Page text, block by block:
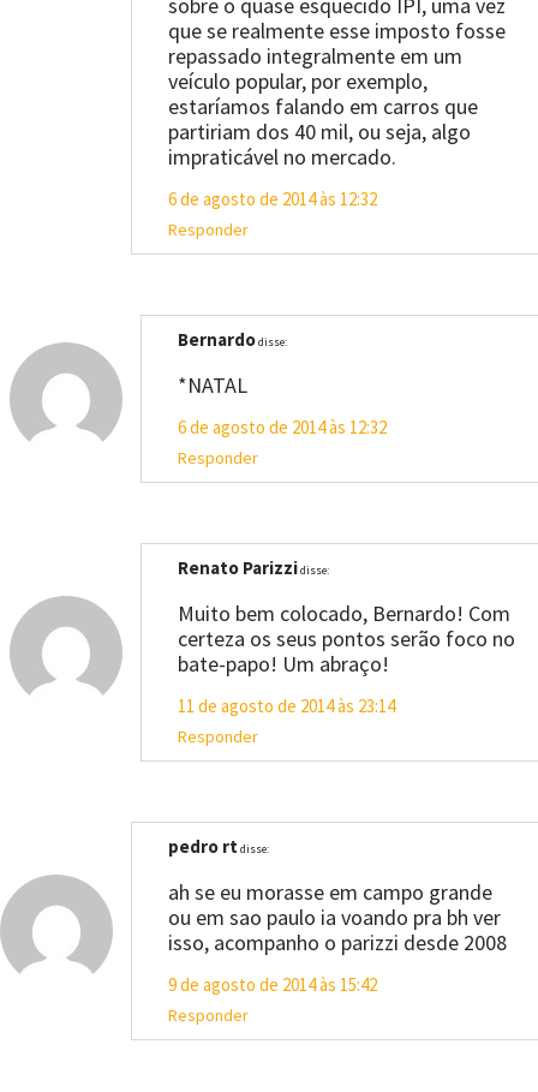
que se realmente esse imposto fosse
repassado integralmente em um
veículo popular, por exemplo,
estaríamos falando em carros que
partiriam dos 40 mil, ou seja, algo
impraticável no mercado.
6 de agosto de 2014 às 12:32
Responder
Bernardodisse:
*NATAL
6 de agosto de 2014 às 12:32
Responder
Renato Parizzidisse:
Muito bem colocado, Bernardo! Com
certeza os seus pontos serão foco no
bate-papo! Um abraço!
11 de agosto de 2014 às 23:14
Responder
pedro rtdisse:
ah se eu morasse em campo grande
ou em sao paulo ia voando pra bh ver
isso, acompanho o parizzi desde 2008
9 de agosto de 2014 às 15:42
Responder